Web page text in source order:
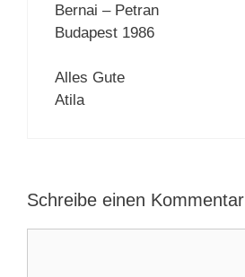
Bernai – Petran
Budapest 1986
Alles Gute
Atila
Schreibe einen Kommentar